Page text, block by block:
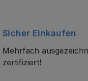
Sicher Einkaufen
Mehrfach
zertifiziert!